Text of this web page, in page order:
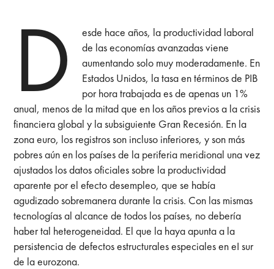
D
esde hace años, la productividad laboral
de las economías avanzadas viene
aumentando solo muy moderadamente. En
Estados Unidos, la tasa en términos de PIB
por hora trabajada es de apenas un 1%
anual, menos de la mitad que en los años previos a la crisis
financiera global y la subsiguiente Gran Recesión. En la
zona euro, los registros son incluso inferiores, y son más
pobres aún en los países de la periferia meridional una vez
ajustados los datos oficiales sobre la productividad
aparente por el efecto desempleo, que se había
agudizado sobremanera durante la crisis. Con las mismas
tecnologías al alcance de todos los países, no debería
haber tal heterogeneidad. El que la haya apunta a la
persistencia de defectos estructurales especiales en eI sur
de la eurozona.